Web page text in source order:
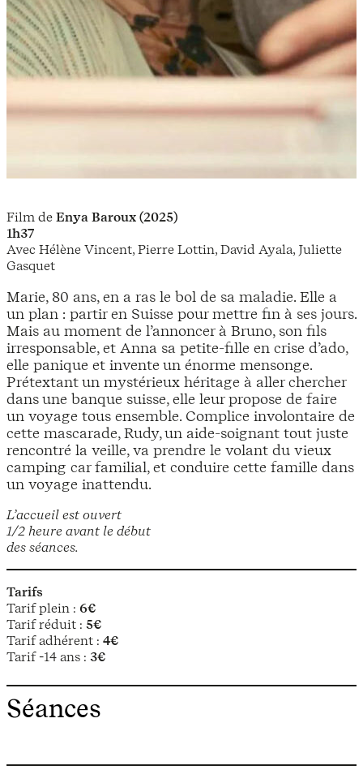
L’accueil est ouvert
1/2 heure avant le début
des séances.
Tarifs
Tarif plein : 6€
Tarif réduit : 5€
Tarif adhérent : 4€
Tarif -14 ans : 3€
Film de Enya Baroux (2025)
1h37
Avec Hélène Vincent, Pierre Lottin, David Ayala, Juliette
Gasquet
Marie, 80 ans, en a ras le bol de sa maladie. Elle a
un plan : partir en Suisse pour mettre fin à ses jours.
Mais au moment de l’annoncer à Bruno, son fils
irresponsable, et Anna sa petite-fille en crise d’ado,
elle panique et invente un énorme mensonge.
Prétextant un mystérieux héritage à aller chercher
dans une banque suisse, elle leur propose de faire
un voyage tous ensemble. Complice involontaire de
cette mascarade, Rudy, un aide-soignant tout juste
rencontré la veille, va prendre le volant du vieux
camping car familial, et conduire cette famille dans
un voyage inattendu.
Séances